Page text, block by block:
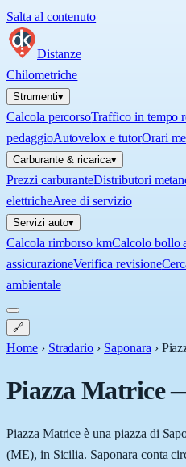
Salta al contenuto
Distanze
Chilometriche
Strumenti▾
Calcola percorsoTraffico in tempo
pedaggioAutovelox e tutorOrari
Carburante & ricarica▾
Prezzi carburanteDistributori
elettricheAree di servizio
Servizi auto▾
Calcola rimborso kmCalcolo bollo
assicurazioneVerifica revisione
ambientale
🔗
Home › Stradario › Saponara ›
Piazza Matrice
Piazza Matrice è una piazza di
(ME), in Sicilia. Saponara conta